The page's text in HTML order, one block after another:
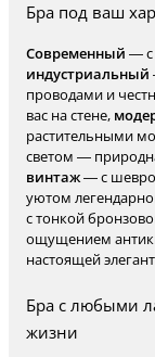
Бра под ваш
Современный — с
индустриальный
проводами и
вас на стене,
растительными
светом —
винтаж— с
уютом
с тонкой
ощущением
настоящей
Бра с любыми
жизни